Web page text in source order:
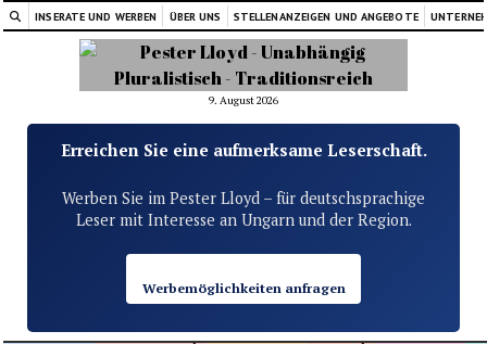
INSERATE UND WERBEN ÜBER UNS STELLENANZEIGEN UND ANGEBOTE
9. August 2026
Erreichen Sie eine aufmerksame Leserschaft.
Werben Sie im Pester Lloyd – für deutschsprachige
Leser mit Interesse an Ungarn und der Region.
Werbemöglichkeiten anfragen